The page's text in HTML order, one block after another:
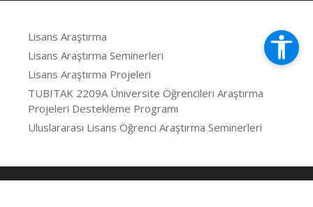
Lisans Araştırma
Lisans Araştırma Seminerleri
Lisans Araştırma Projeleri
TUBITAK 2209A Üniversite Öğrencileri Araştırma
Projeleri Destekleme Programı
Uluslararası Lisans Öğrenci Araştırma Seminerleri